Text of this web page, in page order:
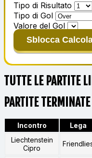
Tipo di Risultato
Tipo di Gol
Valore del Gol
Sblocca
TUTTE LE PARTITE
PARTITE TERMINATE
Incontro Lega
Liechtenstein
Cipro